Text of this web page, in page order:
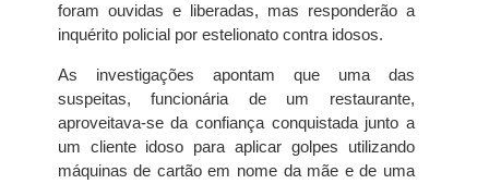
foram ouvidas e liberadas, mas responderão a
inquérito policial por estelionato contra idosos.
As investigações apontam que uma das
suspeitas, funcionária de um restaurante,
aproveitava-se da confiança conquistada junto a
um cliente idoso para aplicar golpes utilizando
máquinas de cartão em nome da mãe e de uma